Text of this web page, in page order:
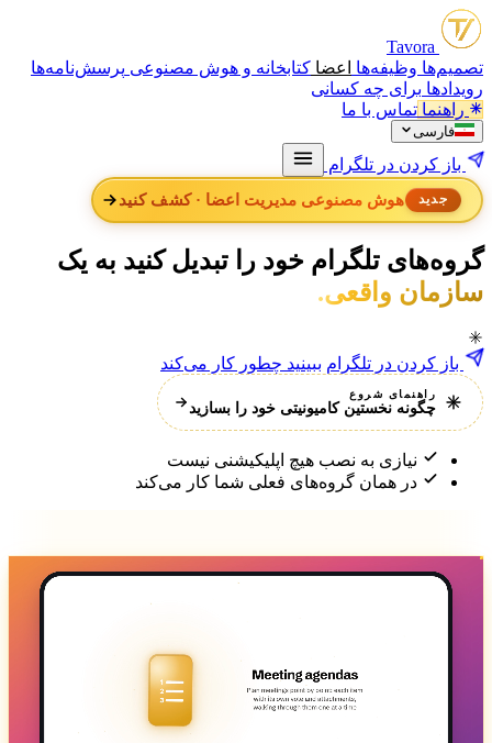
Tavora
تصمیم‌هاوظیفه‌هااعضاکتابخانه و هوش مصنوعی پرسش‌نامه‌ها
رویدادهابرای چه کسانی
راهنماتماس با ما
فارسی
باز کردن در تلگرام
جدید هوش مصنوعی مدیریت اعضا · کشف کنید
گروه‌های تلگرام خود را تبدیل کنید به یک
سازمان واقعی.
باز کردن در تلگرام ببینید چطور کار می‌کند
راهنمای شروع
چگونه نخستین کامیونیتی خود را بسازید
نیازی به نصب هیچ اپلیکیشنی نیست
در همان گروه‌های فعلی شما کار می‌کند